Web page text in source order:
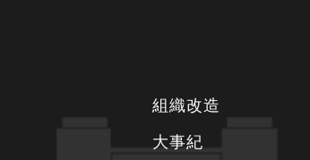
組織改造
大事紀